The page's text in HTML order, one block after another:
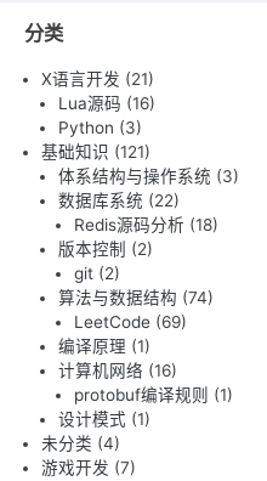
分类
X语言开发 (21)
Lua源码 (16)
Python (3)
基础知识 (121)
体系结构与操作系统 (3)
数据库系统 (22)
Redis源码分析 (18)
版本控制 (2)
git (2)
算法与数据结构 (74)
LeetCode (69)
编译原理 (1)
计算机网络 (16)
protobuf编译规则 (1)
设计模式 (1)
未分类 (4)
游戏开发 (7)